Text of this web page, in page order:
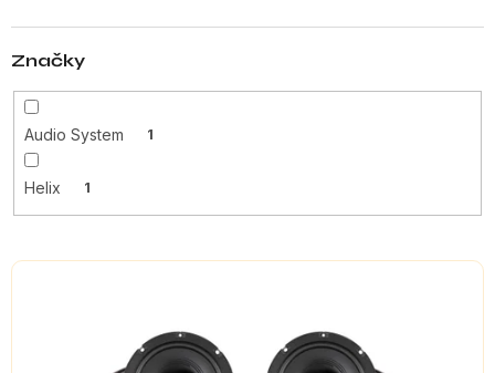
Značky
Audio System 1
Helix 1
V